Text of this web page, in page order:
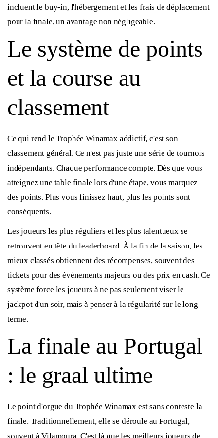
incluent le buy-in, l'hébergement et les frais de déplacement
pour la finale, un avantage non négligeable.
Le système de points
et la course au
classement
Ce qui rend le Trophée Winamax addictif, c'est son
classement général. Ce n'est pas juste une série de tournois
indépendants. Chaque performance compte. Dès que vous
atteignez une table finale lors d'une étape, vous marquez
des points. Plus vous finissez haut, plus les points sont
conséquents.
Les joueurs les plus réguliers et les plus talentueux se
retrouvent en tête du leaderboard. À la fin de la saison, les
mieux classés obtiennent des récompenses, souvent des
tickets pour des événements majeurs ou des prix en cash. Ce
système force les joueurs à ne pas seulement viser le
jackpot d'un soir, mais à penser à la régularité sur le long
terme.
La finale au Portugal
: le graal ultime
Le point d'orgue du Trophée Winamax est sans conteste la
finale. Traditionnellement, elle se déroule au Portugal,
souvent à Vilamoura. C'est là que les meilleurs joueurs de